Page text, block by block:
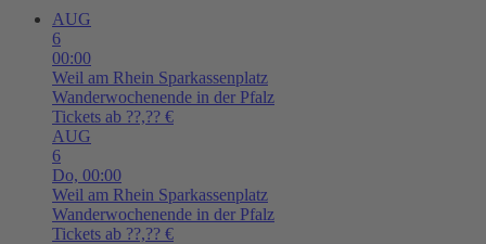
AUG
6
00:00
Weil am Rhein Sparkassenplatz
Wanderwochenende in der Pfalz
Tickets ab ??,?? €
AUG
6
Do, 00:00
Weil am Rhein Sparkassenplatz
Wanderwochenende in der Pfalz
Tickets ab ??,?? €